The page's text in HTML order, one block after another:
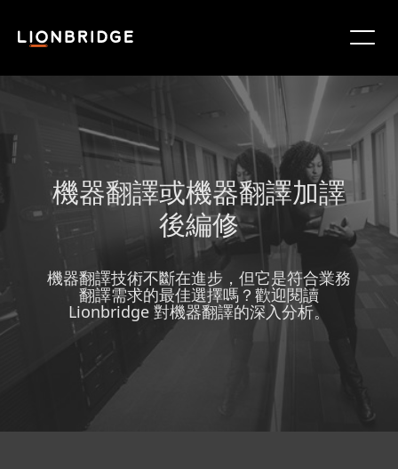
機器翻譯或機器翻譯加譯
後編修
機器翻譯技術不斷在進步，但它是符合業務
翻譯需求的最佳選擇嗎？歡迎閱讀
Lionbridge 對機器翻譯的深入分析。